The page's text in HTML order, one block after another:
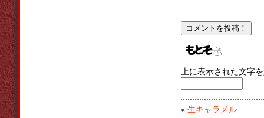
上に表示された文字
« 生キャラメル